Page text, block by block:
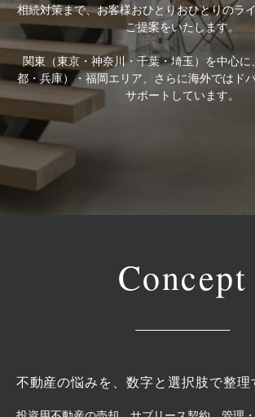
相続対策まで、お客様おひとりおひとりのラ
ご提案をいたします。
関東（東京・神奈川・千葉・埼玉）を中心
都・兵庫）・福岡エリア、さらに海外ではド
サポートしています。
Concept
不動産の悩みを、数字と選択肢で整理